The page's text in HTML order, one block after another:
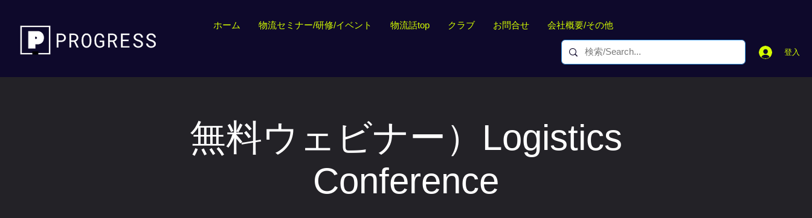
ホーム 物流セミナー/研修/イベント 物流話top クラブ お問合せ 会社概要/その他
登入
無料ウェビナー）Logistics
Conference